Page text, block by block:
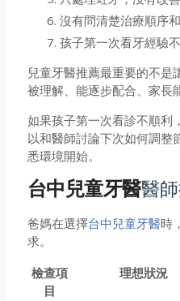
沒有問清楚治療順序和
孩子第一次看牙經驗
兒童牙醫推薦最重要的不是
被理解、能逐步配合、家長
如果孩子第一次看診不順利
以和醫師討論下次如何調整
悉環境開始。
台中兒童牙醫醫
爸媽在選擇台中兒童牙醫時
求。
檢查項
目
理想狀況